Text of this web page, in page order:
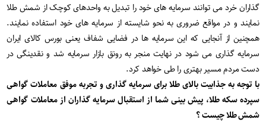
گذاران خرد می توانند سرمایه های خود را تبدیل به واحدهای کوچک از شمش طلا
نمایند و در مواقع ضروری به نحو شایسته از سرمایه های خود استفاده نمایند.
همچنین از آنجایی که این سرمایه ها در فضایی شفاف یعنی بورس کالای ایران
سرمایه گذاری می شود در نهایت منجر به رونق بازار سرمایه شد و نقدینگی در
دست مردم مسیر بهتری را طی خواهد کرد.
با توجه به جذابیت بالای طلا برای سرمایه گذاری و تجربه موفق معاملات گواهی
سپرده سکه طلا، پیش بینی شما از استقبال سرمایه گذاران از معاملات گواهی
شمش طلا چیست ؟